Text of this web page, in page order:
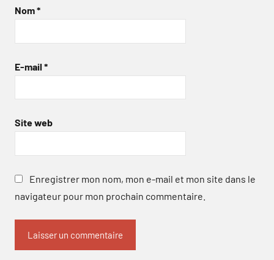
Nom*
E-mail *
Site web
Enregistrer mon nom, mon e-mail et mon site dans le
navigateur pour mon prochain commentaire.